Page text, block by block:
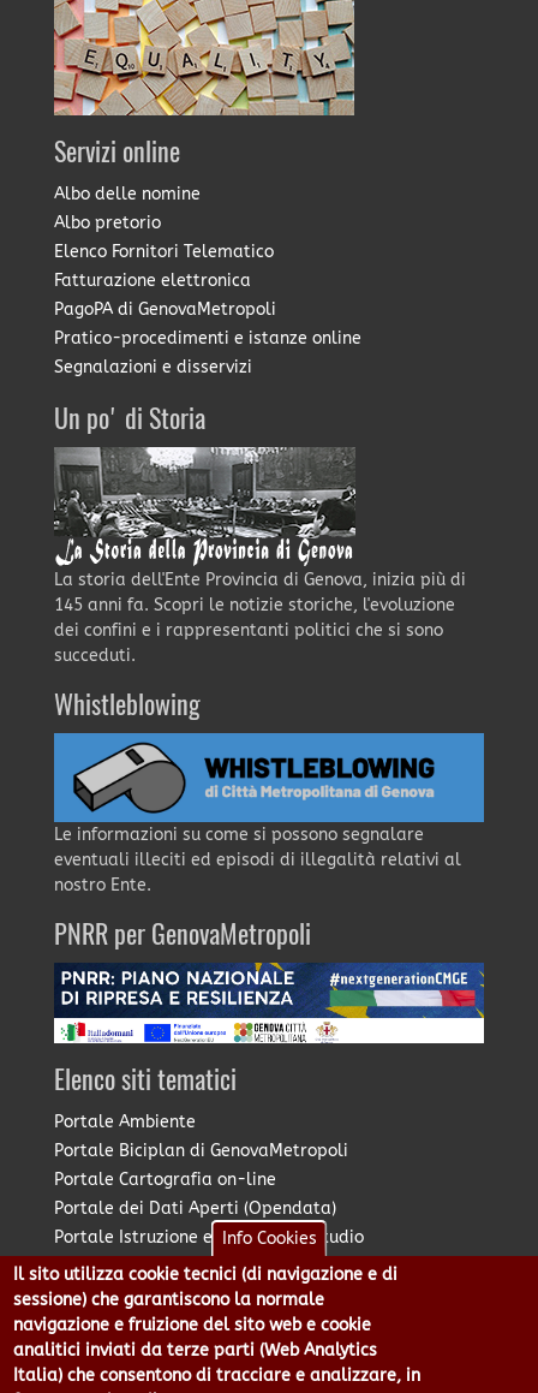
Servizi online
Albo delle nomine
Albo pretorio
Elenco Fornitori Telematico
Fatturazione elettronica
PagoPA di GenovaMetropoli
Pratico-procedimenti e istanze online
Segnalazioni e disservizi
Un po' di Storia
La storia dell'Ente Provincia di Genova, inizia più di
145 anni fa. Scopri le notizie storiche, l'evoluzione
dei confini e i rappresentanti politici che si sono
succeduti.
Whistleblowing
Le informazioni su come si possono segnalare
eventuali illeciti ed episodi di illegalità relativi al
nostro Ente.
PNRR per GenovaMetropoli
Elenco siti tematici
Portale Ambiente
Portale Biciplan di GenovaMetropoli
Portale Cartografia on-line
Portale dei Dati Aperti (Opendata)
Portale Istruzione e Diritto allo Studio
Portale Marketing Territoriale
Portale Piano Strategico Metropolitano
Portale PUMS di GenovaMetropoli
Portale Stazione Unica Appaltante
Pratico: procedimenti e istanze online
Info Cookies
Il sito utilizza cookie tecnici (di navigazione e di
sessione) che garantiscono la normale
navigazione e fruizione del sito web e cookie
analitici inviati da terze parti (Web Analytics
Italia) che consentono di tracciare e analizzare, in